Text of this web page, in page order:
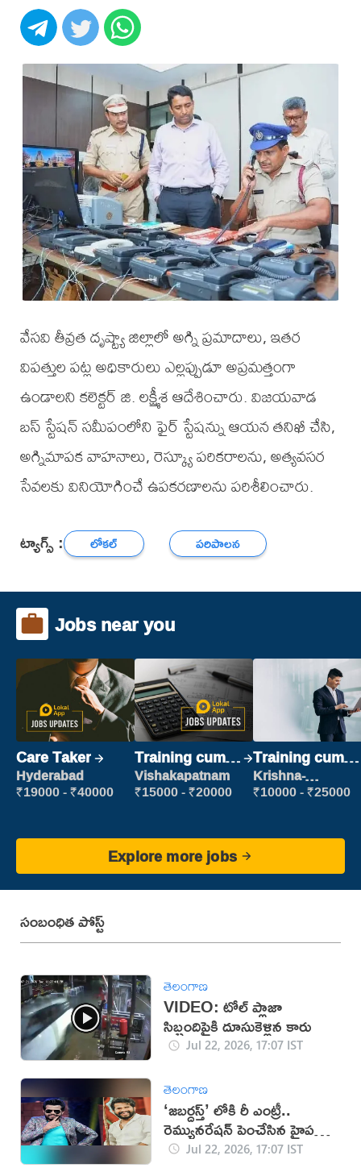
వేసవి తీవ్రత దృష్ట్యా జిల్లాలో అగ్ని ప్రమాదాలు, ఇతర
విపత్తుల పట్ల అధికారులు ఎల్లప్పుడూ అప్రమత్తంగా
ఉండాలని కలెక్టర్ జి. లక్ష్మీశ ఆదేశించారు. విజయవాడ
బస్ స్టేషన్ సమీపంలోని ఫైర్ స్టేషన్ను ఆయన తనిఖీ చేసి,
అగ్నిమాపక వాహనాలు, రెస్క్యూ పరికరాలను, అత్యవసర
సేవలకు వినియోగించే ఉపకరణాలను పరిశీలించారు.
ట్యాగ్స్ : లోకల్ పరిపాలన
Jobs near you
Care Taker
Hyderabad
₹19000 - ₹40000
Training cum
Placement
Vishakapatnam
₹15000 - ₹20000
Training cum
Placement
Krishna-
vijayawada
₹10000 - ₹25000
Explore more jobs
సంబంధిత పోస్ట్
తెలంగాణ
VIDEO: టోల్ ప్లాజా
సిబ్బందిపైకి దూసుకెళ్లిన కారు
Jul 22, 2026, 17:07 IST
తెలంగాణ
‘జబర్దస్త్’ లోకి రీ ఎంట్రీ..
రెమ్యునరేషన్ పెంచేసిన హైపర్
ఆది!Jul 22, 2026, 17:07 IST